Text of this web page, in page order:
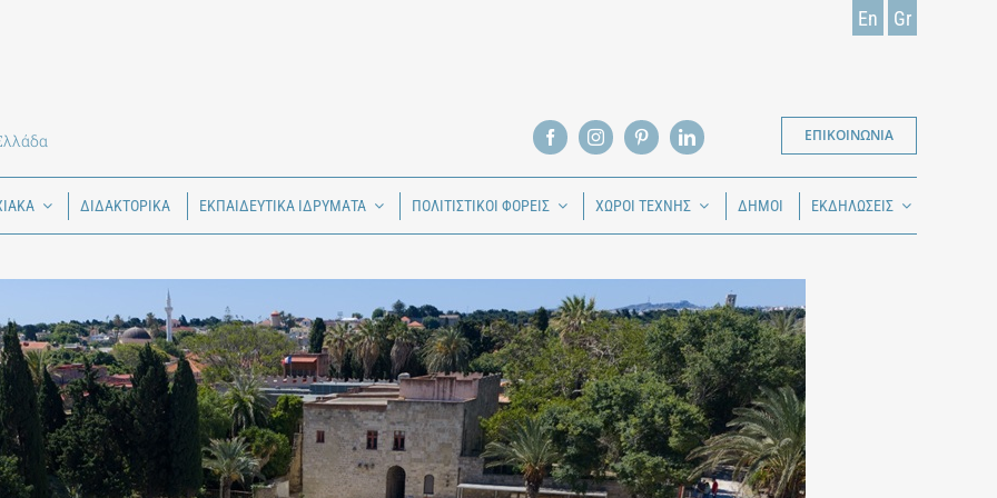
En Gr
ΕΠΙΚΟΙΝΩΝΙΑ
ΔΙΔΑΚΤΟΡΙΚΑ ΕΚΠΑΙΔΕΥΤΙΚΑ ΙΔΡΥΜΑΤΑ ΠΟΛΙΤΙΣΤΙΚΟΙ ΦΟΡΕΙΣ ΧΩΡΟΙ ΤΕΧΝΗΣ ΔΗΜΟΙ ΕΚΔΗΛΩΣΕΙΣ